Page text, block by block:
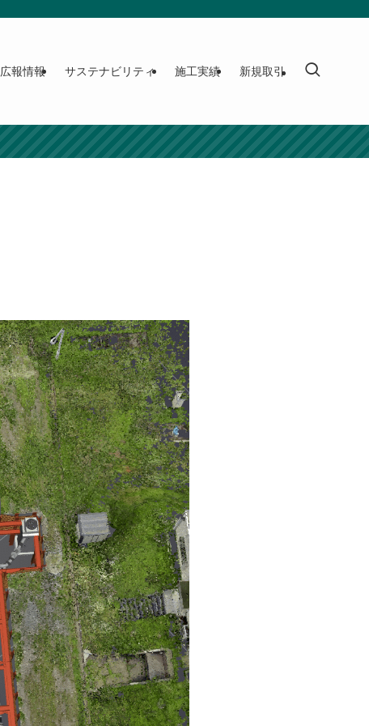
広報情報 サステナビリティ 施工実績 新規取引